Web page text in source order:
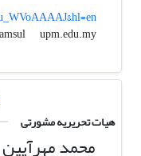
r_syamsul
upm.edu.my
هیات تحریریه مشورتی
محمد مهرآیین